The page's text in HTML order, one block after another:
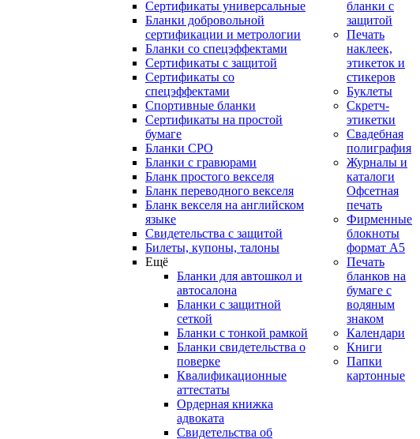
Сертификаты универсальные
Бланки добровольной
сертификации и метрологии
Бланки со спецэффектами
Сертификаты с защитой
Сертификаты со
спецэффектами
Спортивные бланки
Cертификаты на простой
бумаге
Бланки СРО
Бланки с гравюрами
Бланк простого векселя
Бланк переводного векселя
Бланк векселя на английском
языке
Свидетельства с защитой
Билеты, купоны, талоны
Ещё
Бланки для автошкол и
автосалона
Бланки с защитной
сеткой
Бланки с тонкой рамкой
Бланки свидетельства о
поверке
Квалификационные
аттестаты
Ордерная книжка
адвоката
Свидетельства об
бланки с
защитой
Печать
наклеек,
этикеток и
стикеров
Буклеты
Скретч-
этикетки
Свадебная
полиграфия
Журналы и
каталоги
Офсетная
печать
Фирменные
блокноты
формат А5
Печать
бланков на
бумаге с
водяным
знаком
Календари
Книги
Папки
картонные